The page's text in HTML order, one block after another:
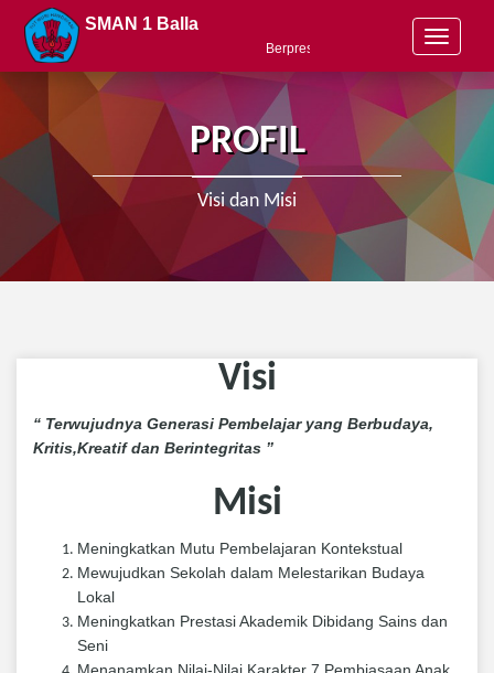
T
o
g
e
n
a
i
a
SMAN 1 Balla
Berprestasi, Berkarakter, Berbudaya &
PROFIL
Visi dan Misi
Visi
“ Terwujudnya Generasi Pembelajar yang Berbudaya,
Kritis,Kreatif dan Berintegritas ”
Misi
Meningkatkan Mutu Pembelajaran Kontekstual
Mewujudkan Sekolah dalam Melestarikan Budaya
Lokal
Meningkatkan Prestasi Akademik Dibidang Sains dan
Seni